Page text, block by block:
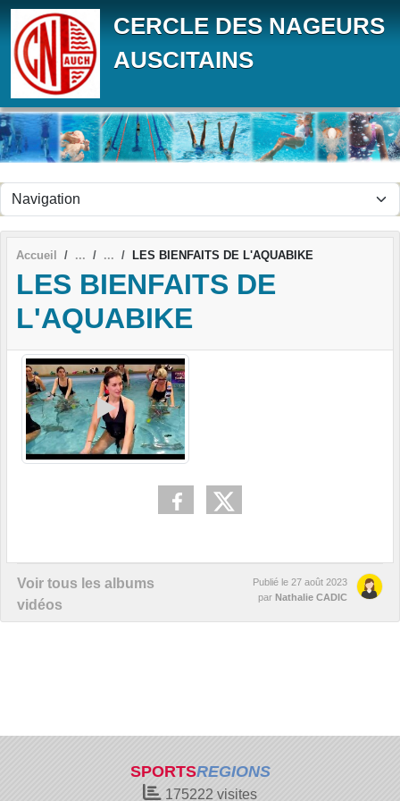
CERCLE DES NAGEURS
AUSCITAINS
Accueil LES BIENFAITS DE L'AQUABIKE
LES BIENFAITS DE
L'AQUABIKE
Voir tous les albums
vidéos
Publié le 27 août 2023
par Nathalie CADIC
SPORTSREGIONS
175222 visites
Panneau de gestion des cookies